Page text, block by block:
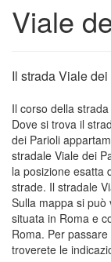
Viale
Il strada Viale
Il corso della
Dove si trova il
dei Parioli
stradale Viale dei
la posizione esatta
strade. Il stradale
Sulla mappa si
situata in Roma e
Roma. Per
troverete le